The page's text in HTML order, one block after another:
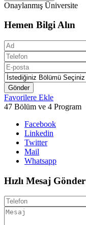
Onaylanmış Üniversite
Hemen Bilgi Alın
Gönder
Favorilere Ekle
47 Bölüm ve 4 Program
Facebook
Linkedin
Twitter
Mail
Whatsapp
Hızlı Mesaj Gönder